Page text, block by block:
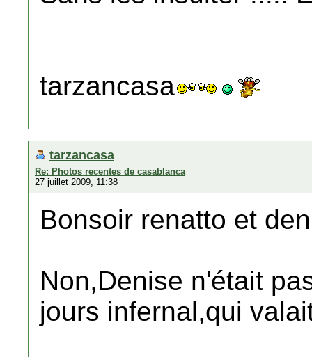
tarzancasa
tarzancasa
Re: Photos recentes de casablanca
27 juillet 2009, 11:38
Bonsoir renatto et
Non,Denise n'était
jours infernal,qui